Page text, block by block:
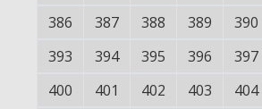
386
387 388 389 390
393
394 395 396 397
400
401 402 403 404